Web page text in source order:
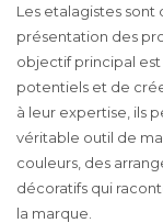
Les etalagistes sont
présentation des
objectif principal
potentiels et de
à leur expertise, ils
véritable outil de
couleurs, des
décoratifs qui
la marque.